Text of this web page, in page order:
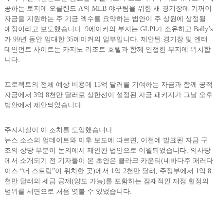
공하는 토지에 오클랜드 A의 MLB 야구팀을 위한 새 경기장에 기꺼이
자금을 지원하는 주 기금 액수를 요약하는 법안이 주 상원에 상정될
예정이라고 보도했습니다. 9에이커의 부지는 GLPI가 소유하고 Bally’s
가 99년 동안 임대한 35에이커의 일부입니다. 제안된 경기장 및 엔터
테인먼트 사이트는 카지노 리조트 호텔과 함께 인접한 부지에 위치합
니다.
프로젝트의 전체 예상 비용에 15억 달러를 기여하는 자금과 함께 공적
자금에서 3억 8천만 달러로 상한선이 설정된 자금 패키지가 그날 오후
법안에서 제안되었습니다.
주지사실이 이 조치를 도입했습니다
뉴스 소스의 업데이트와 이후 보도에 따르면, 이전에 발표된 자금 구
조의 상당 부분이 논의에서 제안된 법안으로 이월되었습니다. 의사당
에서 소개되기 전 기자들이 본 초안은 클라크 카운티(네바다주 패러다
이스 “더 스트립”이 위치한 곳)에서 1억 2천만 달러, 주정부에서 1억 8
천만 달러의 세금 공제(양도 가능)를 포함하는 잠재적인 재정 협정의
범위를 서면으로 처음 엿볼 수 있었습니다.